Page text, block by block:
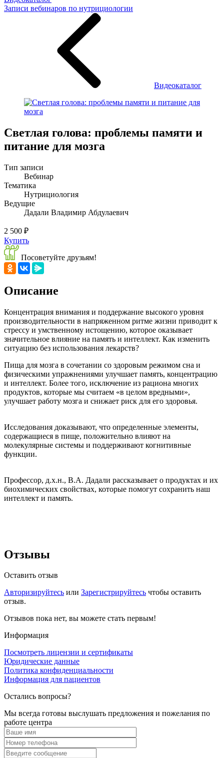
Записи вебинаров по нутрициологии
Видеокаталог
Светлая голова: проблемы памяти и
питание для мозга
Тип записи
Вебинар
Тематика
Нутрициология
Ведущие
Дадали Владимир Абдулаевич
2 500 ₽
Купить
Посоветуйте друзьям!
Описание
Концентрация внимания и поддержание высокого уровня
производительности в напряженном ритме жизни приводит к
стрессу и умственному истощению, которое оказывает
значительное влияние на память и интеллект. Как изменить
ситуацию без использования лекарств?
Пища для мозга в сочетании со здоровым режимом сна и
физическими упражнениями улучшает память, концентрацию
и интеллект. Более того, исключение из рациона многих
продуктов, которые мы считаем «в целом вредными»,
улучшает работу мозга и снижает риск для его здоровья.
Исследования доказывают, что определенные элементы,
содержащиеся в пище, положительно влияют на
молекулярные системы и поддерживают когнитивные
функции.
Профессор, д.х.н., В.А. Дадали рассказывает о продуктах и их
биохимических свойствах, которые помогут сохранить наш
интеллект и память.
Отзывы
Оставить отзыв
Авторизируйтесь или Зарегистрируйтесь чтобы оставить
отзыв.
Отзывов пока нет, вы можете стать первым!
Информация
Посмотреть лицензии и сертификаты
Юридические данные
Политика конфиденциальности
Информация для пациентов
Остались вопросы?
Мы всегда готовы выслушать предложения и пожелания по
работе центра